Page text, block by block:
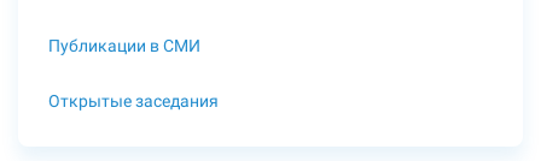
Публикации в СМИ
Открытые заседания